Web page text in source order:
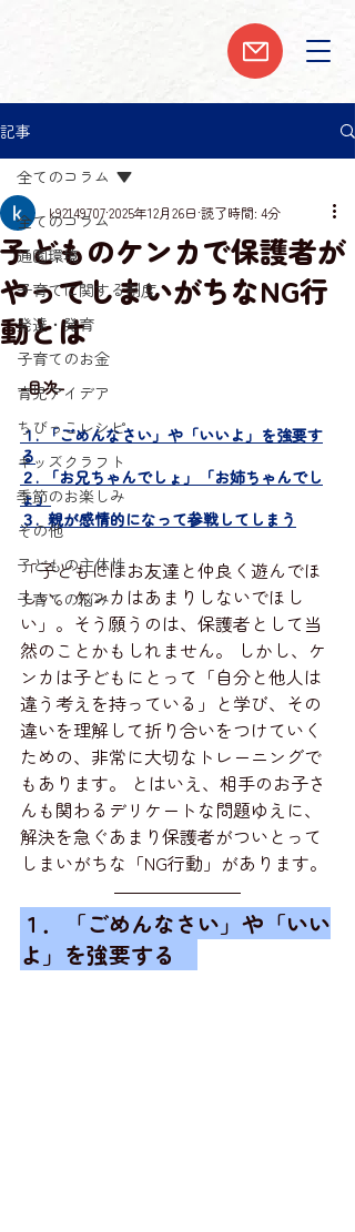
記事
全てのコラム
通園環境
子育てに関する制度
発達・発育
子育てのお金
育児アイデア
ちびっこレシピ
キッズクラフト
季節のお楽しみ
その他
子どもの主体性
子育ての悩み
全てのコラム
子どものケンカで保護者が
やってしまいがちなNG行
動とは
k921497072025年12月26日 読了時間: 4分
-目次-
１. 「ごめんなさい」や「いいよ」を強要す
る
２. 「お兄ちゃんでしょ」「お姉ちゃんでし
ょ」
３.  親が感情的になって参戦してしまう
「子どもにはお友達と仲良く遊んでほ
しい。ケンカはあまりしないでほし
い」。そう願うのは、保護者として当
然のことかもしれません。 しかし、ケ
ンカは子どもにとって「自分と他人は
違う考えを持っている」と学び、その
違いを理解して折り合いをつけていく
ための、非常に大切なトレーニングで
もあります。 とはいえ、相手のお子さ
んも関わるデリケートな問題ゆえに、
解決を急ぐあまり保護者がついとって
しまいがちな「NG行動」があります。
１．「ごめんなさい」や「いい
よ」を強要する